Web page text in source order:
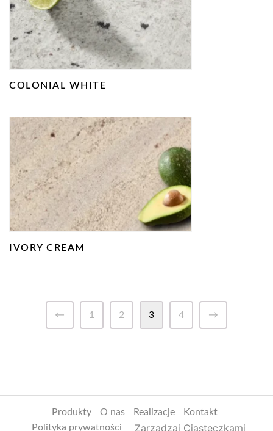
COLONIAL WHITE
IVORY CREAM
← 1 2 3 4 →
Produkty O nas Realizacje
Kontakt
Polityka prywatności
Zarządzaj Ciasteczkami